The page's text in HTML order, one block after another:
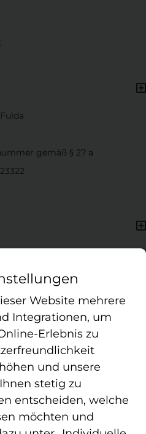
gemäß § 27 a
Tomasz Kowalczyk, Marco
Deutschland agierender
Ambulante Rehabilitation,
Osteopathie und
Standorte sichern wir
Website mehrere
Integrationen, um
Erlebnis zu
und unsere
stetig zu
entscheiden, welche
möchten und